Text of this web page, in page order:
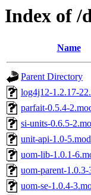
Index of /
Name
Parent Directory
log4j12-1.2.17-
parfait-0.5.4-
si-units-0.6.5-
unit-api-1.0-
uom-lib-1.0.1-
uom-parent-
uom-se-1.0.4-